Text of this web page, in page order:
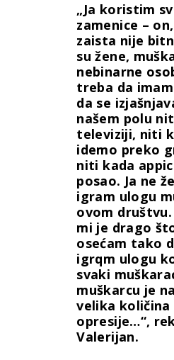
„Ja koristim
zamenice –
zaista nije
su žene,
nebinarne
treba da
da se
našem polu
televiziji, niti
idemo preko
niti kada
posao. Ja ne
igram ulogu
ovom
mi je drago
osećam tako
igrqm ulogu
svaki
muškarcu je
velika količina
opresije…“,
Valerijan.